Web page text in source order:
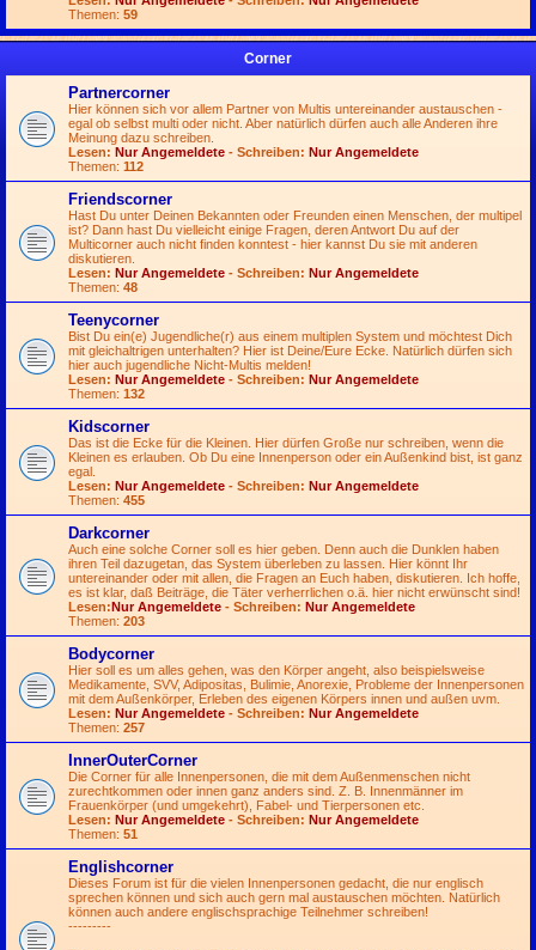
Themen: 59
Corner
Partnercorner
Hier können sich vor allem Partner von Multis untereinander austauschen -
egal ob selbst multi oder nicht. Aber natürlich dürfen auch alle Anderen ihre
Meinung dazu schreiben.
Lesen: Nur Angemeldete - Schreiben: Nur Angemeldete
Themen: 112
Friendscorner
Hast Du unter Deinen Bekannten oder Freunden einen Menschen, der multipel
ist? Dann hast Du vielleicht einige Fragen, deren Antwort Du auf der
Multicorner auch nicht finden konntest - hier kannst Du sie mit anderen
diskutieren.
Lesen: Nur Angemeldete - Schreiben: Nur Angemeldete
Themen: 48
Teenycorner
Bist Du ein(e) Jugendliche(r) aus einem multiplen System und möchtest Dich
mit gleichaltrigen unterhalten? Hier ist Deine/Eure Ecke. Natürlich dürfen sich
hier auch jugendliche Nicht-Multis melden!
Lesen: Nur Angemeldete - Schreiben: Nur Angemeldete
Themen: 132
Kidscorner
Das ist die Ecke für die Kleinen. Hier dürfen Große nur schreiben, wenn die
Kleinen es erlauben. Ob Du eine Innenperson oder ein Außenkind bist, ist ganz
egal.
Lesen: Nur Angemeldete - Schreiben: Nur Angemeldete
Themen: 455
Darkcorner
Auch eine solche Corner soll es hier geben. Denn auch die Dunklen haben
ihren Teil dazugetan, das System überleben zu lassen. Hier könnt Ihr
untereinander oder mit allen, die Fragen an Euch haben, diskutieren. Ich hoffe,
es ist klar, daß Beiträge, die Täter verherrlichen o.ä. hier nicht erwünscht sind!
Lesen:Nur Angemeldete - Schreiben: Nur Angemeldete
Themen: 203
Bodycorner
Hier soll es um alles gehen, was den Körper angeht, also beispielsweise
Medikamente, SVV, Adipositas, Bulimie, Anorexie, Probleme der Innenpersonen
mit dem Außenkörper, Erleben des eigenen Körpers innen und außen uvm.
Lesen: Nur Angemeldete - Schreiben: Nur Angemeldete
Themen: 257
InnerOuterCorner
Die Corner für alle Innenpersonen, die mit dem Außenmenschen nicht
zurechtkommen oder innen ganz anders sind. Z. B. Innenmänner im
Frauenkörper (und umgekehrt), Fabel- und Tierpersonen etc.
Lesen: Nur Angemeldete - Schreiben: Nur Angemeldete
Themen: 51
Englishcorner
Dieses Forum ist für die vielen Innenpersonen gedacht, die nur englisch
sprechen können und sich auch gern mal austauschen möchten. Natürlich
können auch andere englischsprachige Teilnehmer schreiben!
---------